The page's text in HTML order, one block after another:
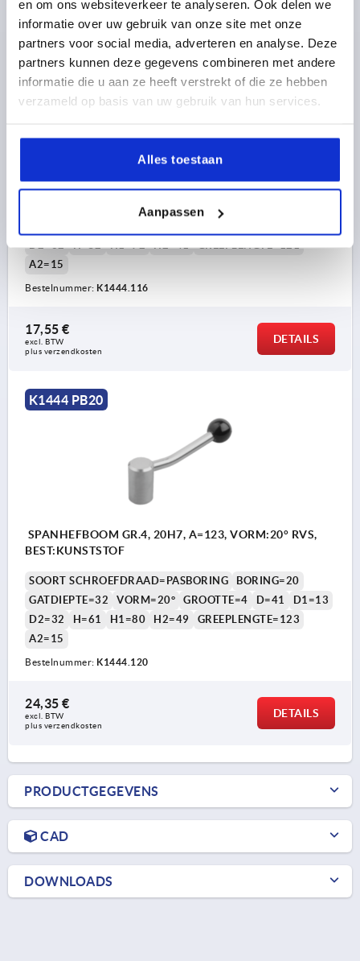
en om ons websiteverkeer te analyseren. Ook delen we
informatie over uw gebruik van onze site met onze
partners voor social media, adverteren en analyse. Deze
partners kunnen deze gegevens combineren met andere
informatie die u aan ze heeft verstrekt of die ze hebben
verzameld op basis van uw gebruik van hun services.
Alles toestaan
Aanpassen
K1444 PB20
SPANHEFBOOM GR.3, 16H7, A=121, VORM:20° RVS,
SOORT SCHROEFDRAAD=PASBORING
A2=15
Bestelnummer: K1444.116
17,55 €
excl. BTW
plus verzendkosten
DETAILS
K1444 PB20
SPANHEFBOOM GR.4, 20H7, A=123, VORM:20° RVS,
BEST:KUNSTSTOF
SOORT SCHROEFDRAAD=PASBORING
BORING=20
GATDIEPTE=32
VORM=20° GROOTTE=4 D=41
D1=13
D2=32
H=61 H1=80 H2=49
GREEPLENGTE=123
A2=15
Bestelnummer: K1444.120
24,35 €
excl. BTW
plus verzendkosten
DETAILS
PRODUCTGEGEVENS
CAD
DOWNLOADS